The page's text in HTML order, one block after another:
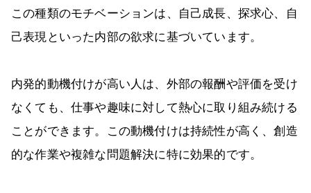
この種類のモチベーションは、自己成長、探求心、自
己表現といった内部の欲求に基づいています。
内発的動機付けが高い人は、外部の報酬や評価を受け
なくても、仕事や趣味に対して熱心に取り組み続ける
ことができます。この動機付けは持続性が高く、創造
的な作業や複雑な問題解決に特に効果的です。